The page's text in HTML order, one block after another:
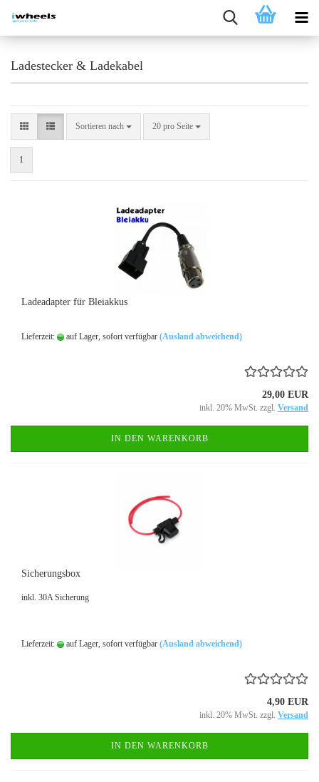
Ladestecker & Ladekabel
Sortieren nach
Sortieren nach 20 pro Seite
pro Seite
1
Ladeadapter für Bleiakkus
Lieferzeit: auf Lager, sofort verfügbar (Ausland abweichend)
29,00 EUR
inkl. 20% MwSt. zzgl. Versand
IN DEN WARENKORB
Sicherungsbox
inkl. 30A Sicherung
Lieferzeit: auf Lager, sofort verfügbar (Ausland abweichend)
4,90 EUR
inkl. 20% MwSt. zzgl. Versand
IN DEN WARENKORB